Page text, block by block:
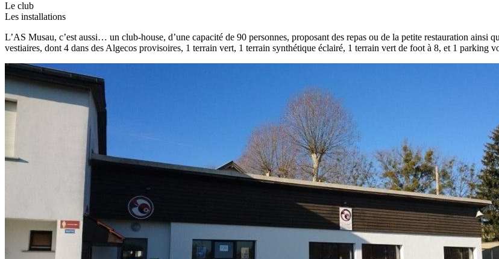
Le club
Les installations
L’AS Musau, c’est aussi… un club-house, d’une capacité de 90 personnes, proposant des repas ou de la petite restauration ainsi
vestiaires, dont 4 dans des Algecos provisoires, 1 terrain vert, 1 terrain synthétique éclairé, 1 terrain vert de foot à 8, et 1 parking